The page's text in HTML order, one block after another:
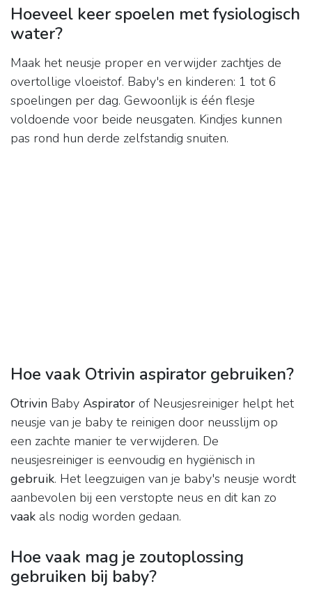
Hoeveel keer spoelen met fysiologisch
water?
Maak het neusje proper en verwijder zachtjes de
overtollige vloeistof. Baby's en kinderen: 1 tot 6
spoelingen per dag. Gewoonlijk is één flesje
voldoende voor beide neusgaten. Kindjes kunnen
pas rond hun derde zelfstandig snuiten.
Hoe vaak Otrivin aspirator gebruiken?
Otrivin Baby Aspirator of Neusjesreiniger helpt het
neusje van je baby te reinigen door neusslijm op
een zachte manier te verwijderen. De
neusjesreiniger is eenvoudig en hygiënisch in
gebruik. Het leegzuigen van je baby's neusje wordt
aanbevolen bij een verstopte neus en dit kan zo
vaak als nodig worden gedaan.
Hoe vaak mag je zoutoplossing
gebruiken bij baby?